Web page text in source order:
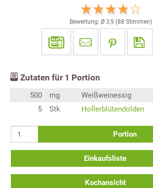
Bewertung: Ø 3,9 (88 Stimmen)
Zutaten für 1 Portion
500 mg
Weißweinessig
5
Stk Hollerblütendolden
Portion
Einkaufsliste
Kochansicht